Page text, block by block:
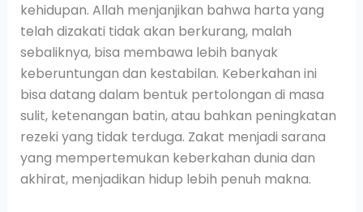
kehidupan. Allah menjanjikan bahwa harta yang
telah dizakati tidak akan berkurang, malah
sebaliknya, bisa membawa lebih banyak
keberuntungan dan kestabilan. Keberkahan ini
bisa datang dalam bentuk pertolongan di masa
sulit, ketenangan batin, atau bahkan peningkatan
rezeki yang tidak terduga. Zakat menjadi sarana
yang mempertemukan keberkahan dunia dan
akhirat, menjadikan hidup lebih penuh makna.